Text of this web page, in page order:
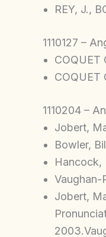
REY, J.,
1110127 –
COQUET
COQUET
1110204 –
Jobert,
Bowler,
Hancock,
Vaughan-
Jobert,